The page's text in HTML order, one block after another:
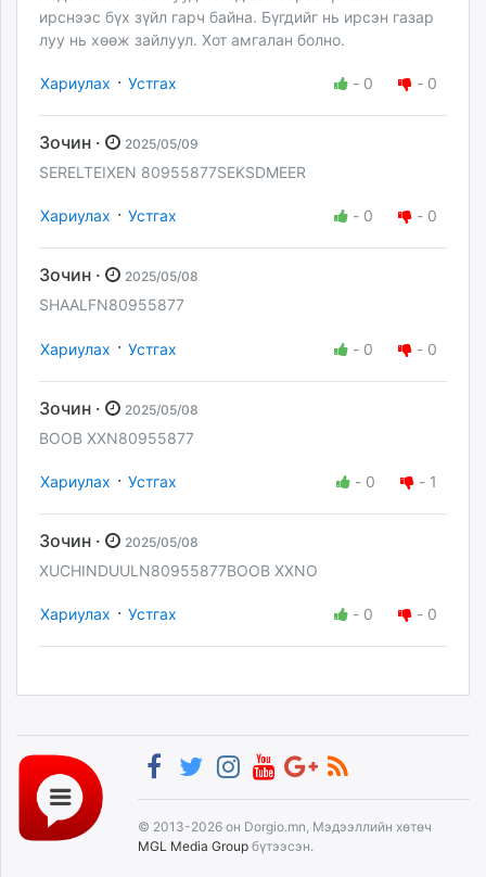
ирснээс бүх зүйл гарч байна. Бүгдийг нь ирсэн газар
луу нь хөөж зайлуул. Хот амгалан болно.
Хариулах · Устгах - 0 - 0
Зочин · 2025/05/09
SERELTEIXEN 80955877SEKSDMEER
Хариулах · Устгах - 0 - 0
Зочин · 2025/05/08
SHAALFN80955877
Хариулах · Устгах - 0 - 0
Зочин · 2025/05/08
BOOB XXN80955877
Хариулах · Устгах - 0 - 1
Зочин · 2025/05/08
XUCHINDUULN80955877BOOB XXNO
Хариулах · Устгах - 0 - 0
© 2013-2026 он Dorgio.mn, Мэдээллийн хөтөч
MGL Media Group бүтээсэн.